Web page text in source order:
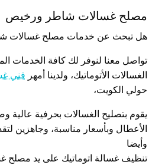
مصلح غسالات شاطر ورخيص
هل تبحث عن خدمات مصلح غسالات
تواصل معنا لنوفر لك كافة الخدمات
الغسالات الأتوماتيك، ولدينا أمهر فني
حولي الكويت،
يقوم بتصليح الغسالات بحرفية عالية
الأعطال وبأسعار مناسبة، وجاهزين
وأيضا
تنظيف غسالة اتوماتيك على يد مصلح